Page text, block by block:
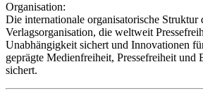
Organisation:
Die internationale organisatorische
Verlagsorganisation, die weltweit
Unabhängigkeit sichert und Innovationen
geprägte Medienfreiheit, Pressefreiheit und
sichert.